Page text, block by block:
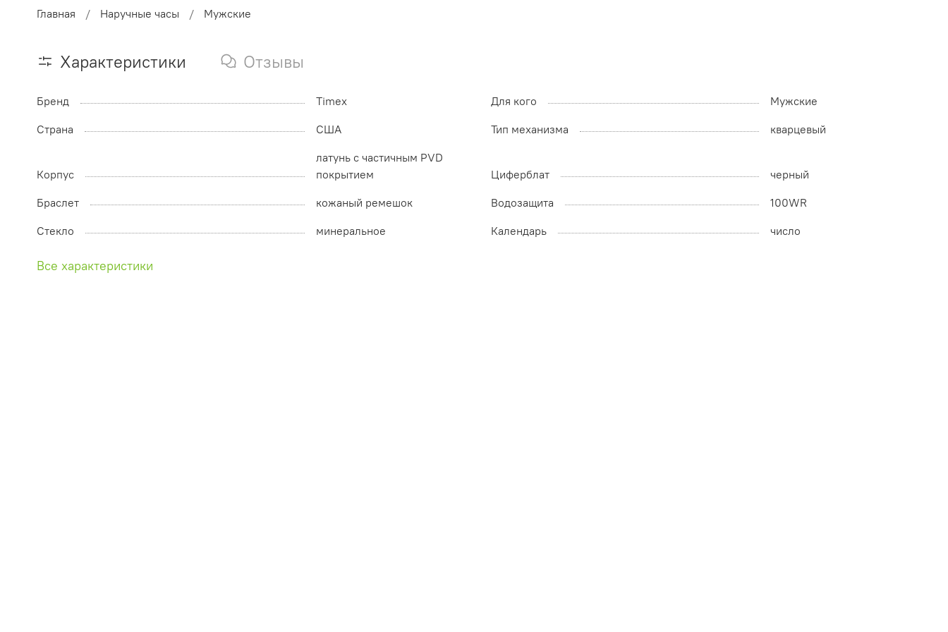
Главная Наручные часы Мужские
Характеристики Отзывы
Бренд Timex Для кого
Мужские
Страна
США Тип механизма кварцевый
Корпус
латунь с частичным PVD
покрытием
Циферблат
черный
Браслет
кожаный ремешок Водозащита
100WR
Стекло
минеральное Календарь число
Все характеристики